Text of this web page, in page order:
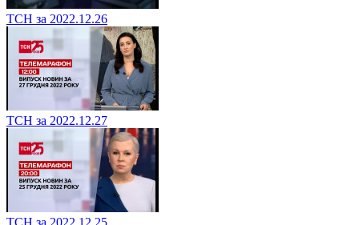
ТСН за 2022.12.26
ТСН за 2022.12.27
ТСН за 2022.12.25